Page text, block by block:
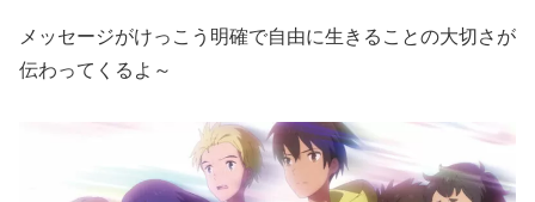
メッセージがけっこう明確で自由に生きることの大切さが
伝わってくるよ～